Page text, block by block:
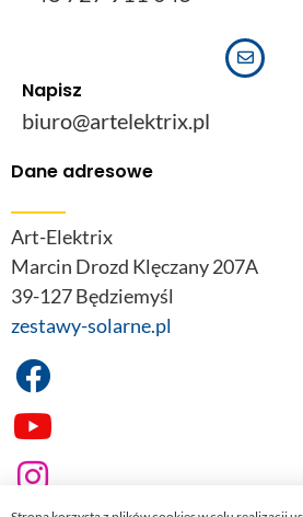
Napisz
biuro@artelektrix.pl
Dane adresowe
Art-Elektrix
Marcin Drozd Klęczany 207A
39-127 Będziemyśl
zestawy-solarne.pl